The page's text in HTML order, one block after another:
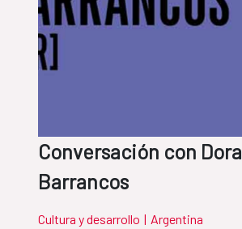
Conversación con Dora
Barrancos
Cultura y desarrollo | Argentina